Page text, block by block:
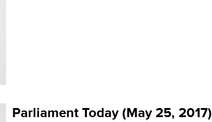
Parliament Today (May 25, 2017)